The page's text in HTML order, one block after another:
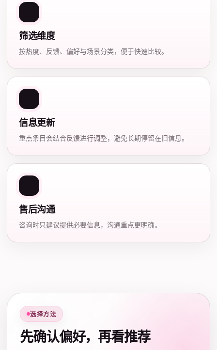
筛选维度
按热度、反馈、偏好与场景分类，便于快速比较。
信息更新
重点条目会结合反馈进行调整，避免长期停留在旧信息。
售后沟通
咨询时只建议提供必要信息，沟通重点更明确。
选择方法
先确认偏好，再看推荐